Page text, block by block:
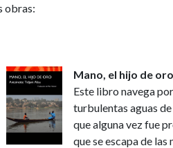
obras:
Mano, el hijo de oro
Este libro navega
turbulentas aguas
que alguna vez fue
que se escapa de las